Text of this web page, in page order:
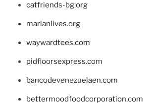
catfriends-bg.org
marianlives.org
waywardtees.com
pidfloorsexpress.com
bancodevenezuelaen.com
bettermoodfoodcorporation.com